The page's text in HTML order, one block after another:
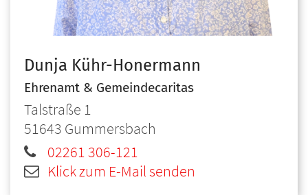
Dunja Kühr-Honermann
Ehrenamt & Gemeindecaritas
Talstraße 1
51643 Gummersbach
02261 306-121
Klick zum E-Mail senden